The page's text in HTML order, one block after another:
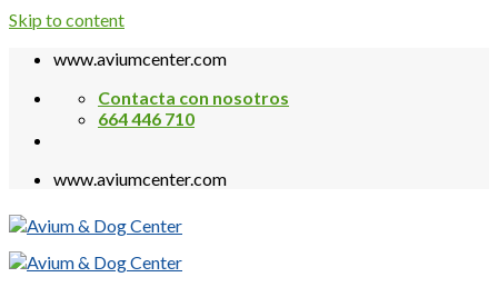
Skip to content
www.aviumcenter.com
Contacta con nosotros
664 446 710
www.aviumcenter.com